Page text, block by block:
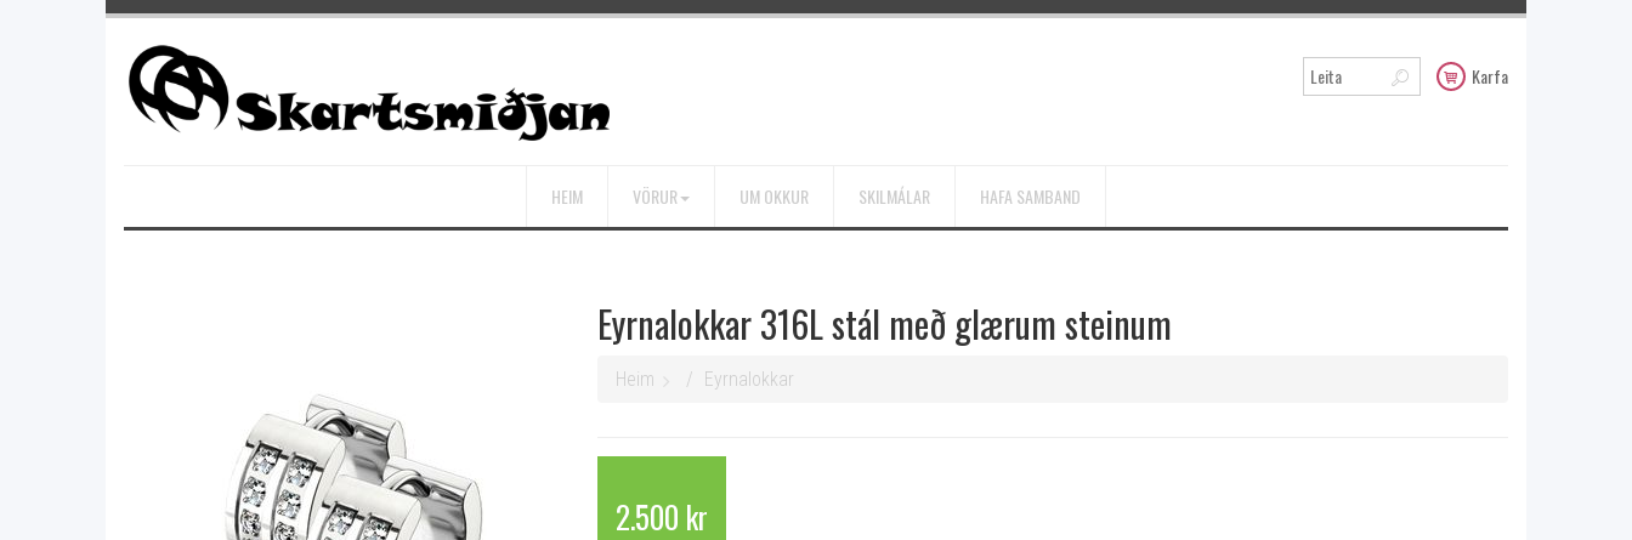
Karfa
HEIM VÖRUR UM OKKUR SKILMÁLAR HAFA SAMBAND
Eyrnalokkar 316L stál með glærum steinum
Heim Eyrnalokkar
2.500 kr